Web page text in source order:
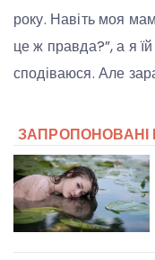
року. Навіть моя
це ж правда?”, а я
сподіваюся. Але